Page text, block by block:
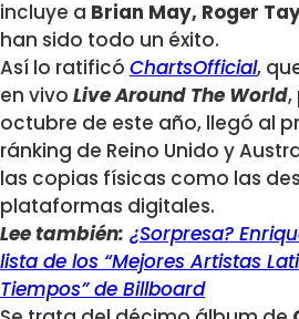
incluye a Brian May, Roger
han sido todo un éxito.
Así lo ratificó ChartsOfficial,
en vivo Live Around The World,
octubre de este año, llegó al
ránking de Reino Unido y
las copias físicas como las
plataformas digitales.
Lee también: ¿Sorpresa?
lista de los “Mejores Artistas
Tiempos” de Billboard